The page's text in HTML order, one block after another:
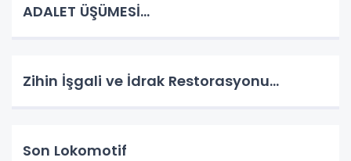
ADALET ÜŞÜMESİ…
Zihin İşgali ve İdrak Restorasyonu…
Son Lokomotif